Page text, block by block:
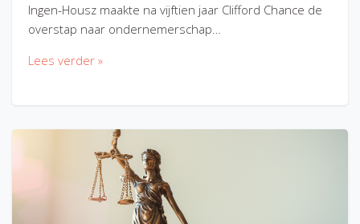
Ingen-Housz maakte na vijftien jaar Clifford Chance de
overstap naar ondernemerschap…
Lees verder »